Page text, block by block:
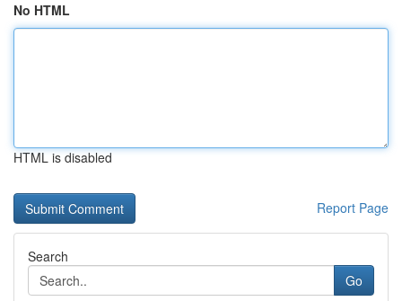
No HTML
HTML is disabled
Report Page
Search
Go